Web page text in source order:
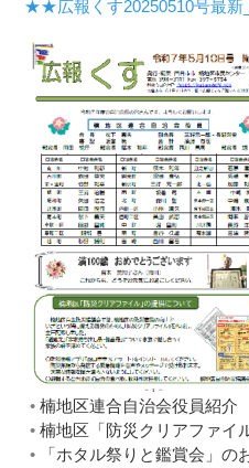
★★広報くす20250510号最新
楠地区連合自治会役員紹介
楠地区「防災クリアファイ
「ホタル祭りと鑑賞会」の